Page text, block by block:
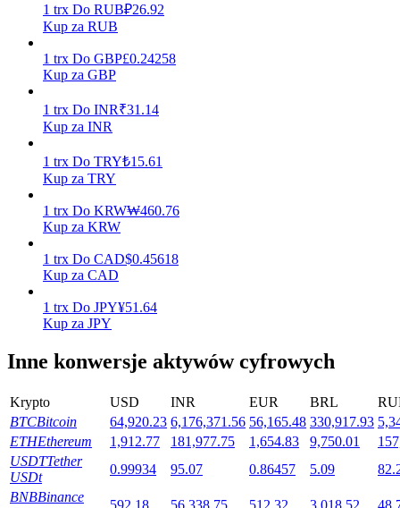
Stawianie
Elastyczne stawianie zakładów, aby zarabiać na popularnych
tokenach
1 trx Do RUB₽26.92
Kup za RUB
1 trx Do GBP£0.24258
Kup za GBP
1 trx Do INR₹31.14
Kup za INR
1 trx Do TRY₺15.61
Kup za TRY
1 trx Do KRW₩460.76
Kup za KRW
1 trx Do CAD$0.45618
Kup za CAD
1 trx Do JPY¥51.64
Kup za JPY
Inne konwersje aktywów cyfrowych
Krypto USD INR EUR BRL
BTCBitcoin 64,920.23 6,176,371.56 56,165.48 330,917.93
ETHEthereum 1,912.77 181,977.75 1,654.83 9,750.01
USDTTether
USDt
0.99934 95.07 0.86457 5.09
BNBBinance
592.18 56,338.75 512.32 3,018.52